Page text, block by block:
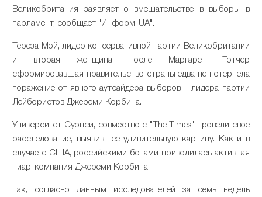
Великобритания заявляет о вмешательстве в выборы в
парламент, сообщает "Информ-UA".
Тереза Мэй, лидер консервативной партии Великобритании
и вторая женщина после Маргарет Тэтчер
сформировавшая правительство страны едва не потерпела
поражение от явного аутсайдера выборов – лидера партии
Лейбористов Джереми Корбина.
Университет Суонси, совместно с "The Times" провели свое
расследование, выявившее удивительную картину. Как и в
случае с США, российскими ботами приводилась активная
пиар-компания Джереми Корбина.
Так, согласно данным исследователей за семь недель